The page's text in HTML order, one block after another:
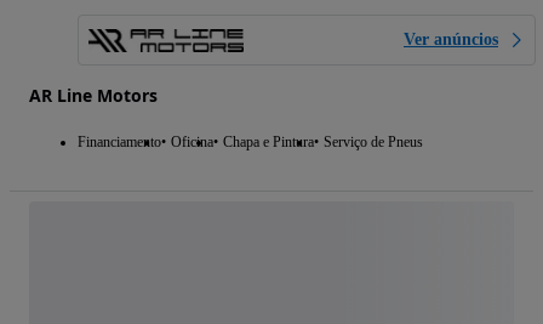
Ver anúncios
AR Line Motors
Financiamento Oficina Chapa e Pintura Serviço de Pneus